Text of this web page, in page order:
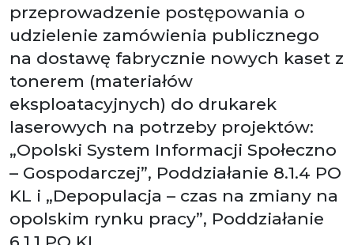
przeprowadzenie postępowania o
udzielenie zamówienia publicznego
na dostawę fabrycznie nowych kaset z
tonerem (materiałów
eksploatacyjnych) do drukarek
laserowych na potrzeby projektów:
„Opolski System Informacji Społeczno
– Gospodarczej”, Poddziałanie 8.1.4 PO
KL i „Depopulacja – czas na zmiany na
opolskim rynku pracy”, Poddziałanie